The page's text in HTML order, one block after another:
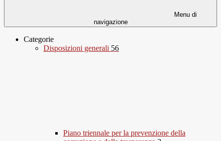
Menu di
navigazione
Categorie
Disposizioni generali 56
Piano triennale per la prevenzione della